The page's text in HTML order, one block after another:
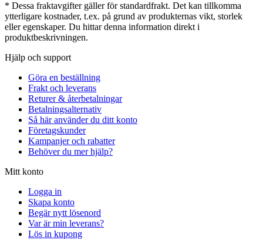
* Dessa fraktavgifter gäller för standardfrakt. Det kan tillkomma
ytterligare kostnader, t.ex. på grund av produkternas vikt, storlek
eller egenskaper. Du hittar denna information direkt i
produktbeskrivningen.
Hjälp och support
Göra en beställning
Frakt och leverans
Returer & återbetalningar
Betalningsalternativ
Så här använder du ditt konto
Företagskunder
Kampanjer och rabatter
Behöver du mer hjälp?
Mitt konto
Logga in
Skapa konto
Begär nytt lösenord
Var är min leverans?
Lös in kupong